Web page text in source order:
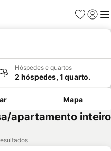
Favoritos
Iniciar
Hóspedes e quartos
2 hóspedes, 1 quarto.
Mapa
apartamento inteiro